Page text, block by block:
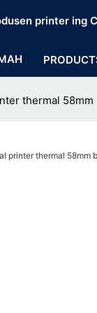
printer ing
thermal